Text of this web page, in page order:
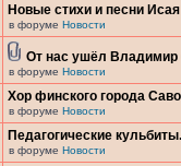
Новые стихи и песни
в форуме Новости
От нас ушёл Владимир
в форуме Новости
Хор финского города
в форуме Новости
Педагогические
в форуме Новости